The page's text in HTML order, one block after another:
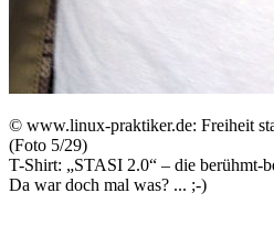
© www.linux-praktiker.de: Freiheit
(Foto 5/29)
T-Shirt: „STASI 2.0“ – die berühmt-
Da war doch mal was? ... ;-)